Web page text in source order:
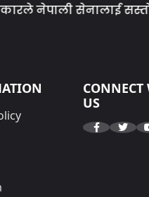
सेनालाई सस्तो
CONNECT
US